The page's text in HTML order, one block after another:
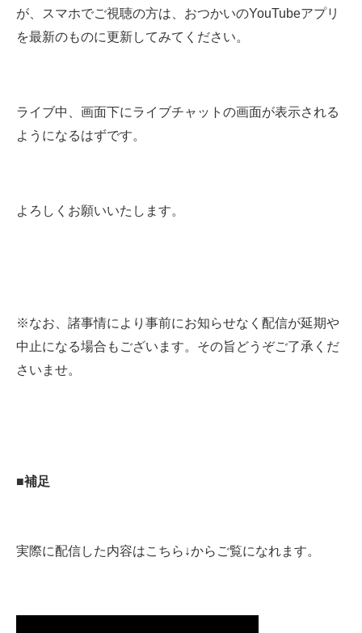
が、スマホでご視聴の方は、おつかいのYouTubeアプリ
を最新のものに更新してみてください。
ライブ中、画面下にライブチャットの画面が表示される
ようになるはずです。
よろしくお願いいたします。
※なお、諸事情により事前にお知らせなく 配信が延期や
中止になる場合もございます。 その旨どうぞご了承くだ
さいませ。
■補足
実際に配信した内容はこちら↓からご覧になれます。